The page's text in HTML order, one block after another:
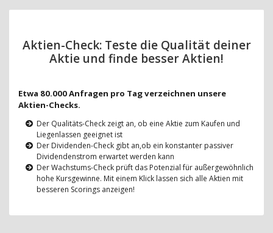
Aktien-Check: Teste die Qualität deiner
Aktie und finde besser Aktien!
Etwa 80.000 Anfragen pro Tag verzeichnen unsere
Aktien-Checks.
Der Qualitäts-Check zeigt an, ob eine Aktie zum Kaufen und
Liegenlassen geeignet ist
Der Dividenden-Check gibt an,ob ein konstanter passiver
Dividendenstrom erwartet werden kann
Der Wachstums-Check prüft das Potenzial für außergewöhnlich
hohe Kursgewinne. Mit einem Klick lassen sich alle Aktien mit
besseren Scorings anzeigen!